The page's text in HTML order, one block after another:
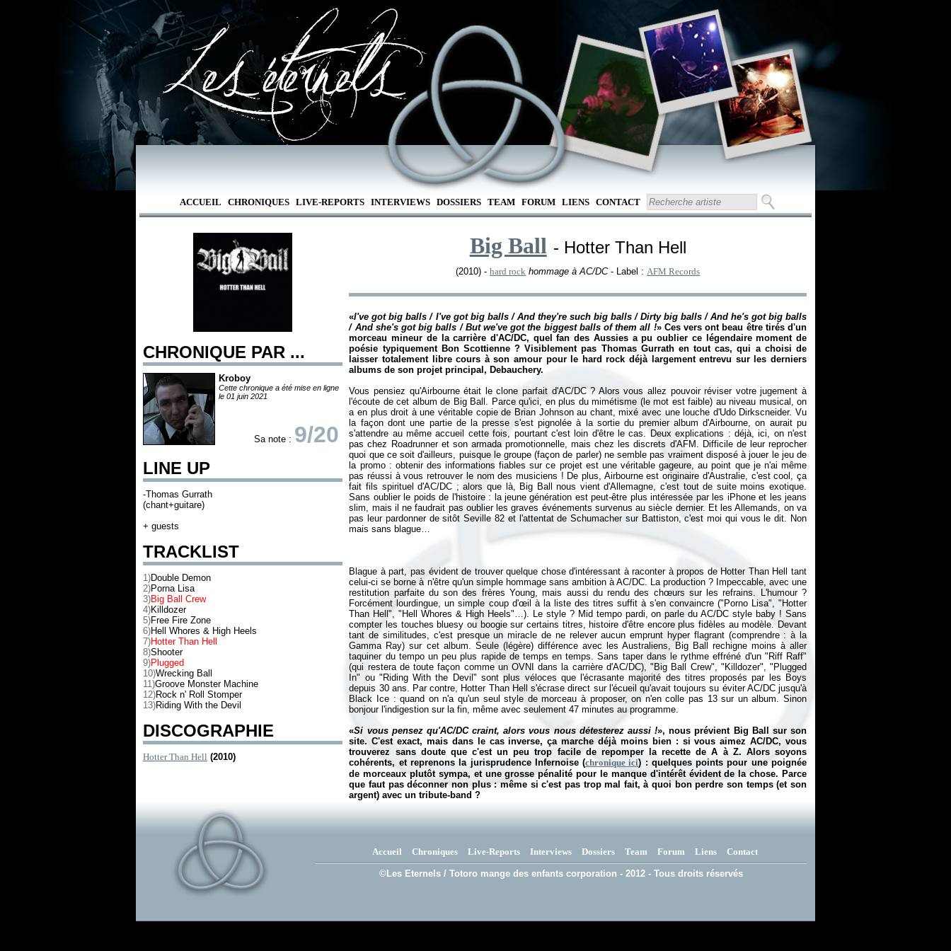
ACCUEIL CHRONIQUES LIVE-REPORTS INTERVIEWS DOSSIERS TEAM FORUM LIENS CONTACT
CHRONIQUE PAR ...
Kroboy
Cette chronique a été mise en ligne
le 01 juin 2021
Sa note : 9/20
LINE UP
-Thomas Gurrath
(chant+guitare)
+ guests
TRACKLIST
1)Double Demon
2)Porna Lisa
3)Big Ball Crew
4)Killdozer
5)Free Fire Zone
6)Hell Whores & High Heels
7)Hotter Than Hell
8)Shooter
9)Plugged
10)Wrecking Ball
11)Groove Monster Machine
12)Rock n' Roll Stomper
13)Riding With the Devil
DISCOGRAPHIE
Hotter Than Hell (2010)
Big Ball - Hotter Than Hell
(2010) -hard rock hommage à AC/DC- Label :AFM Records
«I've got big balls / I've got big balls / And they're such big balls / Dirty big balls / And he's got big balls
/ And she's got big balls / But we've got the biggest balls of them all !» Ces vers ont beau être tirés d'un
morceau mineur de la carrière d'AC/DC, quel fan des Aussies a pu oublier ce légendaire moment de
poésie typiquement Bon Scottienne ? Visiblement pas Thomas Gurrath en tout cas, qui a choisi de
laisser totalement libre cours à son amour pour le hard rock déjà largement entrevu sur les derniers
albums de son projet principal, Debauchery.
Vous pensiez qu'Airbourne était le clone parfait d'AC/DC ? Alors vous allez pouvoir réviser votre jugement à
l'écoute de cet album de Big Ball. Parce qu'ici, en plus du mimétisme (le mot est faible) au niveau musical, on
a en plus droit à une véritable copie de Brian Johnson au chant, mixé avec une louche d'Udo Dirkscneider. Vu
la façon dont une partie de la presse s'est pignolée à la sortie du premier album d'Airbourne, on aurait pu
s'attendre au même accueil cette fois, pourtant c'est loin d'être le cas. Deux explications : déjà, ici, on n'est
pas chez Roadrunner et son armada promotionnelle, mais chez les discrets d'AFM. Difficile de leur reprocher
quoi que ce soit d'ailleurs, puisque le groupe (façon de parler) ne semble pas vraiment disposé à jouer le jeu de
la promo : obtenir des informations fiables sur ce projet est une véritable gageure, au point que je n'ai même
pas réussi à vous retrouver le nom des musiciens ! De plus, Airbourne est originaire d'Australie, c'est cool, ça
fait fils spirituel d'AC/DC ; alors que là, Big Ball nous vient d'Allemagne, c'est tout de suite moins exotique.
Sans oublier le poids de l'histoire : la jeune génération est peut-être plus intéressée par les iPhone et les jeans
slim, mais il ne faudrait pas oublier les graves événements survenus au siècle dernier. Et les Allemands, on va
pas leur pardonner de sitôt Seville 82 et l'attentat de Schumacher sur Battiston, c'est moi qui vous le dit. Non
Blague à part, pas évident de trouver quelque chose d'intéressant à raconter à propos de Hotter Than Hell
tant
celui-ci se borne à n'être qu'un simple hommage sans ambition à AC/DC. La production ? Impeccable, avec une
restitution parfaite du son des frères Young, mais aussi du rendu des chœurs sur les refrains. L'humour ?
Forcément lourdingue, un simple coup d'œil à la liste des titres suffit à s'en convaincre ("Porno Lisa", "Hotter
Than Hell", "Hell Whores & High Heels"…). Le style ? Mid tempo pardi, on parle du AC/DC style baby ! Sans
compter les touches bluesy ou boogie sur certains titres, histoire d'être encore plus fidèles au modèle. Devant
tant de similitudes, c'est presque un miracle de ne relever aucun emprunt hyper flagrant (comprendre : à la
Gamma Ray) sur cet album. Seule (légère) différence avec les Australiens, Big Ball rechigne moins à aller
taquiner du tempo un peu plus rapide de temps en temps. Sans taper dans le rythme effréné d'un "Riff Raff"
(qui restera de toute façon comme un OVNI dans la carrière d'AC/DC), "Big Ball Crew", "Killdozer", "Plugged
In" ou "Riding With the Devil" sont plus véloces que l'écrasante majorité des titres proposés par les Boys
depuis 30 ans. Par contre, Hotter Than Hell
s'écrase direct sur l'écueil qu'avait toujours su éviter AC/DC jusqu'à
Black Ice : quand on n'a qu'un seul style de morceau à proposer, on n'en colle pas 13 sur un album. Sinon
bonjour l'indigestion sur la fin, même avec seulement 47 minutes au programme.
«Si vous pensez qu'AC/DC craint, alors vous nous détesterez aussi !», nous prévient Big Ball sur son
site. C'est exact, mais dans le cas inverse, ça marche déjà moins bien : si vous aimez AC/DC, vous
trouverez sans doute que c'est un peu trop facile de repomper la recette de A à Z. Alors soyons
cohérents, et reprenons la jurisprudence Infernoise (chronique ici) : quelques points pour une poignée
de morceaux plutôt sympa, et une grosse pénalité pour le manque d'intérêt évident de la chose. Parce
que faut pas déconner non plus : même si c'est pas trop mal fait, à quoi bon perdre son temps (et son
argent) avec un tribute-band ?
Accueil Chroniques Live-Reports Interviews Dossiers Team Forum Liens Contact
©Les Eternels / Totoro mange des enfants corporation - 2012 - Tous droits réservés